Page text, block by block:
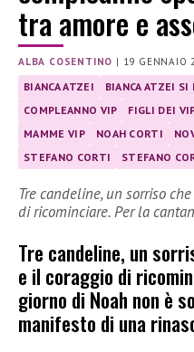
tra amore e
ALBA COSENTINO | 19 GENNAIO
BIANCA ATZEI BIANCA ATZEI SI
COMPLEANNO VIP
FIGLI DEI
MAMME VIP
NOAH CORTI
STEFANO CORTI
STEFANO
Tre candeline, un sorriso
di ricominciare. Per la
Tre candeline, un
e il coraggio di
giorno di Noah non è
manifesto di una